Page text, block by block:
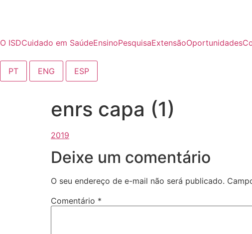
O ISDCuidado em SaúdeEnsinoPesquisaExtensãoOportunidades
PT ENG ESP
enrs capa (1)
Deixe um comentário
O seu endereço de e-mail não será publicado.
Comentário *